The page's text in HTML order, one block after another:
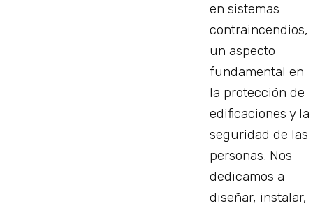
en sistemas
contraincendios,
un aspecto
fundamental en
la protección de
edificaciones y la
seguridad de las
personas. Nos
dedicamos a
diseñar, instalar,